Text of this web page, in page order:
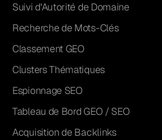
Suivi d'Autorité de Domaine
Recherche de Mots-Clés
Classement GEO
Clusters Thématiques
Espionnage SEO
Tableau de Bord GEO / SEO
Acquisition de Backlinks